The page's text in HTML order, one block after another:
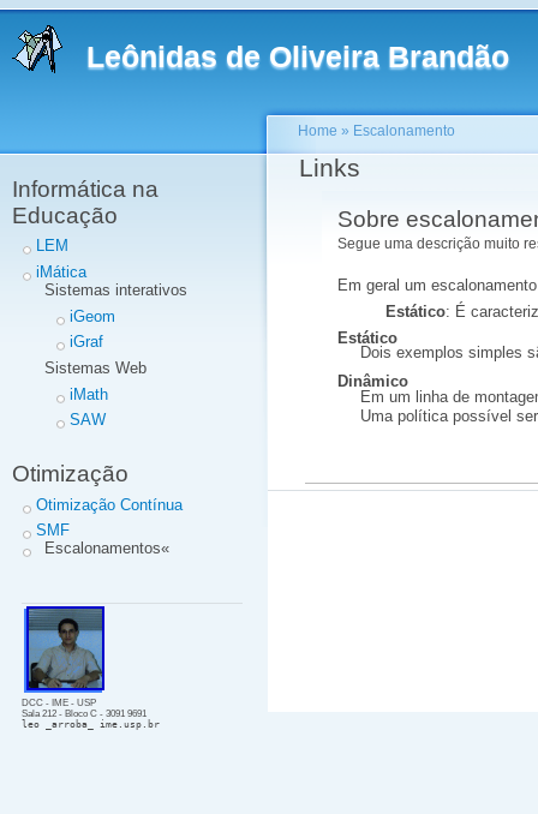
Leônidas de Oliveira Brandão
Informática na
Educação
LEM
iMática
Sistemas interativos
iGeom
iGraf
Sistemas Web
iMath
SAW
Otimização
Otimização Contínua
SMF
Escalonamentos«
DCC - IME - USP
Sala 212 - Bloco C - 3091 9691
leo _arroba_ ime.usp.br
Home » Escalonamento
Links
Sobre
Segue uma descrição muito
Em geral um
Estático: É
Estático
Dois exemplos simples
Dinâmico
Em um linha de
Uma política possível